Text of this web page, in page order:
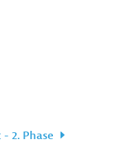
2. Phase